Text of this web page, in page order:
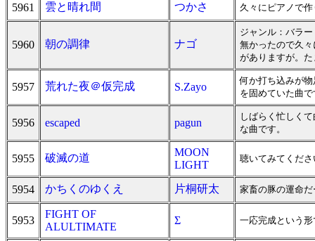
5961 雲と晴れ間 つかさ 久々にピアノで
5960 朝の調律 ナゴ
ジャンル：バラ
無かったので久
がありますが。
5957 荒れた夜＠仮完成 S.Zayo
何か打ち込みが
を固めていた曲で
5956 escaped pagun
しばらく忙しく
な曲です。
5955 破滅の道
MOON
LIGHT
聴いてみてくださ
5954 かちくのゆくえ 片桐研太 家畜の豚の運命だ
5953
FIGHT OF
ALULTIMATE
Σ 一応完成という